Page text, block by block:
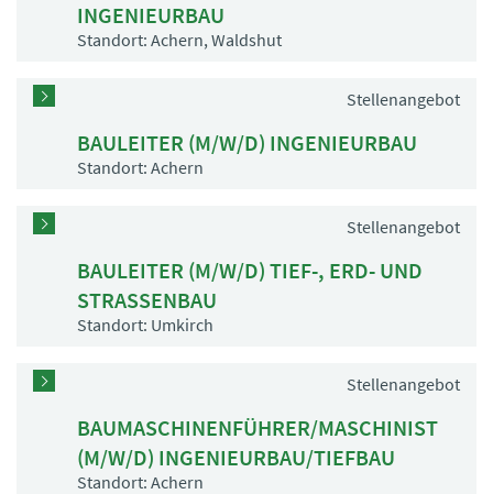
INGENIEURBAU
Standort: Achern, Waldshut
Stellenangebot
BAULEITER (M/W/D) INGENIEURBAU
Standort: Achern
Stellenangebot
BAULEITER (M/W/D) TIEF-, ERD- UND
STRASSENBAU
Standort: Umkirch
Stellenangebot
BAUMASCHINENFÜHRER/MASCHINIST
(M/W/D) INGENIEURBAU/TIEFBAU
Standort: Achern